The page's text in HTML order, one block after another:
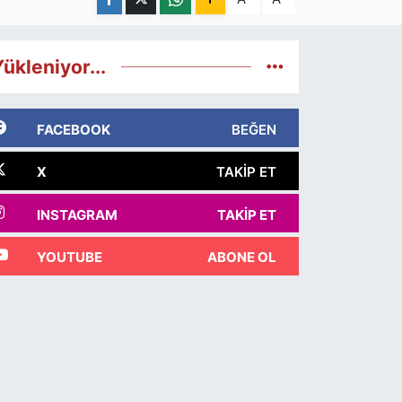
FACEBOOK BEĞEN
X TAKIP ET
INSTAGRAM TAKIP ET
YOUTUBE ABONE OL